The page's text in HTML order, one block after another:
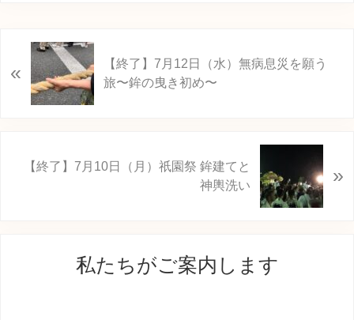
の
«
【終了】7月12日（水）無病息災を願う
旅〜鉾の曳き初め〜
【終了】7月10日（月）祇園祭 鉾建てと
神輿洗い
»
私たちがご案内します